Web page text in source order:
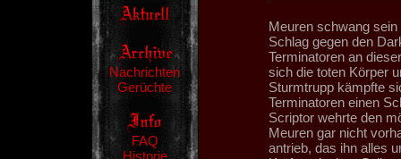
Nachrichten
Gerüchte
FAQ
Historie
Meuren schwang
Schlag gegen den
Terminatoren an
sich die toten Körper
Sturmtrupp kämpfte
Terminatoren einen
Scriptor wehrte den
Meuren gar nicht
antrieb, das ihn alles